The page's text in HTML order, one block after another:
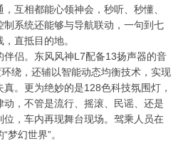
互相都能心领神会，秒听、秒懂、
系统还能够与导航联动，一句到七
直抵目的地。
伴侣。东风风神L7配备13扬声器的音
绕，还辅以智能动态均衡技术，实现
。更为绝妙的是128色科技氛围灯，
，不管是流行、摇滚、民谣、还是
，车内再现舞台现场。驾乘人员在
梦幻世界”。